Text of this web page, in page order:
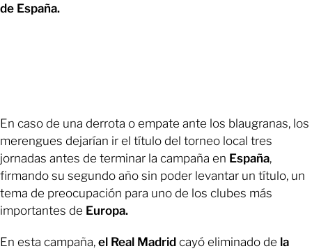
de España.
En caso de una derrota o empate ante los blaugranas, los
merengues dejarían ir el título del torneo local tres
jornadas antes de terminar la campaña en España,
firmando su segundo año sin poder levantar un título, un
tema de preocupación para uno de los clubes más
importantes de Europa.
En esta campaña, el Real Madrid cayó eliminado de la